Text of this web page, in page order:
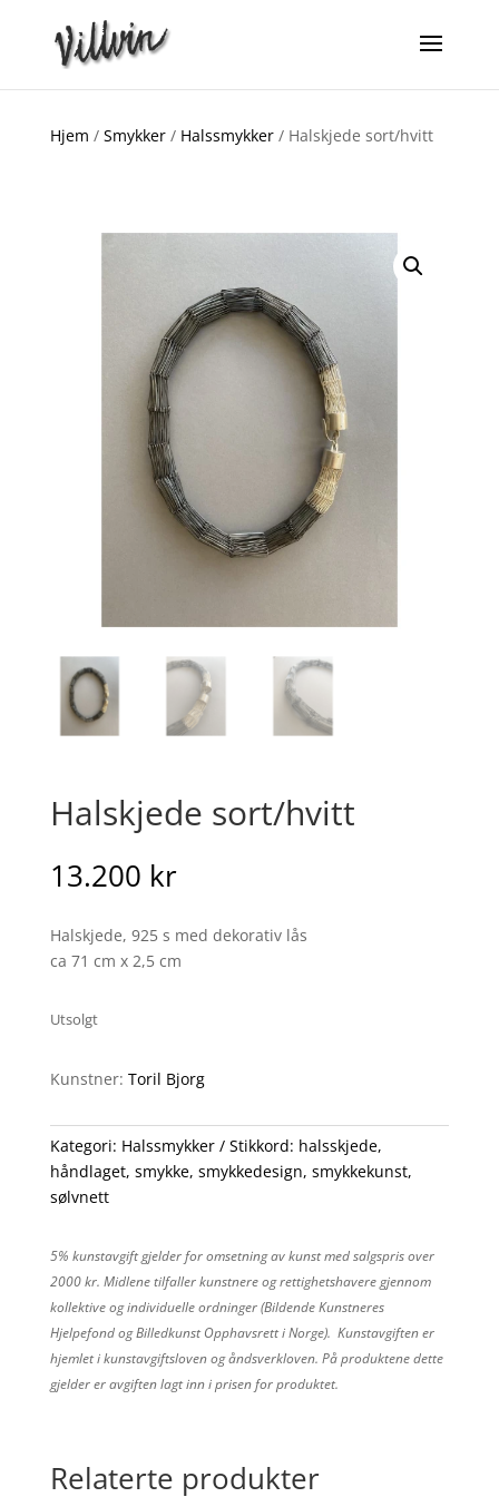
Hjem / Smykker/ Halssmykker/ Halskjede sort/hvitt
Halskjede sort/hvitt
13.200 kr
Halskjede, 925 s med dekorativ lås
ca 71 cm x 2,5 cm
Utsolgt
Kunstner: Toril Bjorg
Kategori: Halssmykker Stikkord: halsskjede,
håndlaget, smykke, smykkedesign, smykkekunst,
sølvnett
5% kunstavgift gjelder for omsetning av kunst med salgspris over
2000 kr. Midlene tilfaller kunstnere og rettighetshavere gjennom
kollektive og individuelle ordninger (Bildende Kunstneres
Hjelpefond og Billedkunst Opphavsrett i Norge). Kunstavgiften er
hjemlet i kunstavgiftsloven og åndsverkloven. På produktene dette
gjelder er avgiften lagt inn i prisen for produktet.
Relaterte produkter